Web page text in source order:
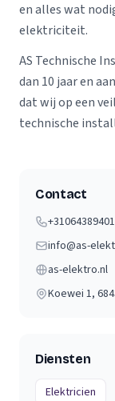
en alles wat
elektriciteit.
AS Technische
dan 10 jaar en
dat wij op een
technische
Contact
info@as-
as-elektro.nl
Koewei 1,
Diensten
Elektricien